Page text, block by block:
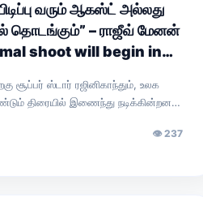
வரும் ஆகஸ்ட் அல்லது
தொடங்கும்” – ராஜீவ் மேனன்
shoot will begin in
சூப்பர் ஸ்டார் ரஜினிகாந்தும், உலக
திரையில் இணைந்து நடிக்கின்றனர்.
👁237